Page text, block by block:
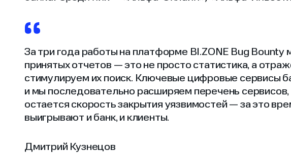
За три года работы на платформе BI.ZONE Bug
принятых отчетов — это не просто статистика, а
стимулируем их поиск. Ключевые цифровые сервисы
и мы последовательно расширяем перечень
остается скорость закрытия уязвимостей — за это
выигрывают и банк, и клиенты.
Дмитрий Кузнецов